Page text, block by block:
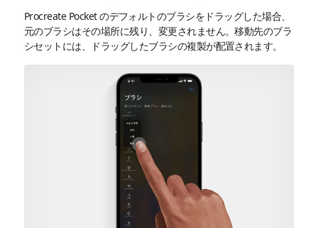
Procreate Pocket のデフォルトのブラシをドラッグした場合、
元のブラシはその場所に残り、変更されません。移動先のブラ
シセットには、ドラッグしたブラシの複製が配置されます。